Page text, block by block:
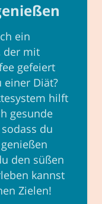
ein
der mit
gefeiert
einer Diät?
hilft
gesunde
du
den süßen
kannst
Zielen!